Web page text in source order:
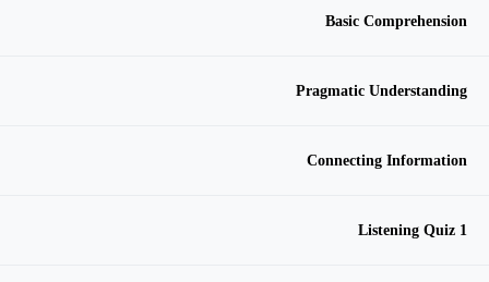
Basic Comprehension
Pragmatic Understanding
Connecting Information
Listening Quiz 1